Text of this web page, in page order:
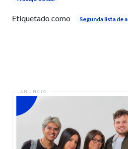
Etiquetado como Segunda lista de